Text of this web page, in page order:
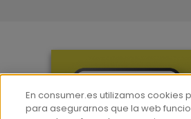
Hemeroteca
En consumer.es utilizamos cookies
para asegurarnos que la web